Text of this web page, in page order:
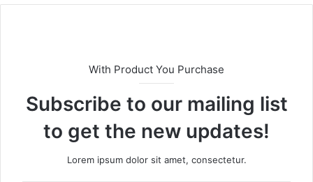
With Product You Purchase
Subscribe to our mailing list
to get the new updates!
Lorem ipsum dolor sit amet, consectetur.